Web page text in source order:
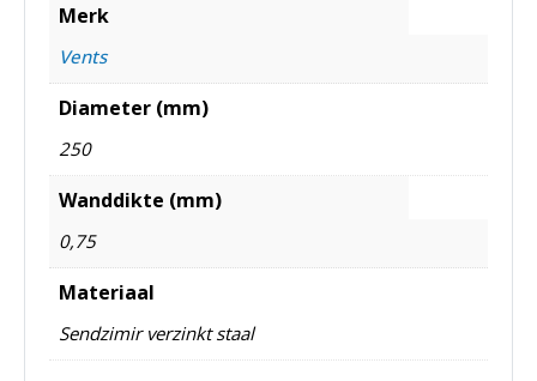
Merk
Vents
Diameter (mm)
250
Wanddikte (mm)
0,75
Materiaal
Sendzimir verzinkt staal